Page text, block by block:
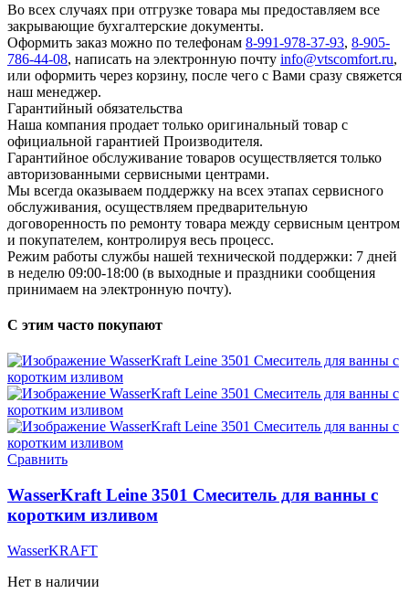
Во всех случаях при отгрузке товара мы предоставляем все
закрывающие бухгалтерские документы.
Оформить заказ можно по телефонам 8-991-978-37-93, 8-905-
786-44-08, написать на электронную почту info@vtscomfort.ru,
или оформить через корзину, после чего с Вами сразу свяжется
наш менеджер.
Гарантийный обязательства
Наша компания продает только оригинальный товар с
официальной гарантией Производителя.
Гарантийное обслуживание товаров осуществляется только
авторизованными сервисными центрами.
Мы всегда оказываем поддержку на всех этапах сервисного
обслуживания, осуществляем предварительную
договоренность по ремонту товара между сервисным центром
и покупателем, контролируя весь процесс.
Режим работы службы нашей технической поддержки: 7 дней
в неделю 09:00-18:00 (в выходные и праздники сообщения
принимаем на электронную почту).
С этим часто покупают
Сравнить
WasserKraft Leine 3501 Смеситель для ванны с
коротким изливом
WasserKRAFT
Нет в наличии